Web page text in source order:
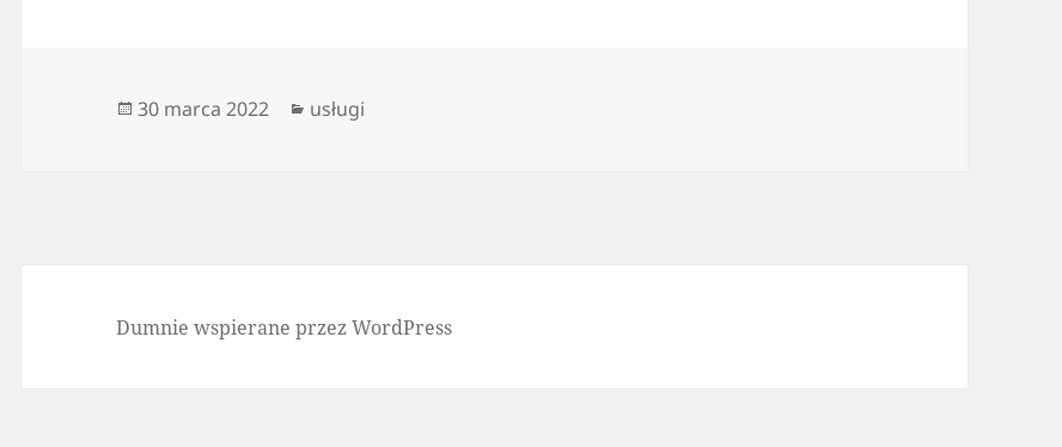
Data
30 marca 2022 Kategorie
usługi
Dumnie wspierane przez WordPress